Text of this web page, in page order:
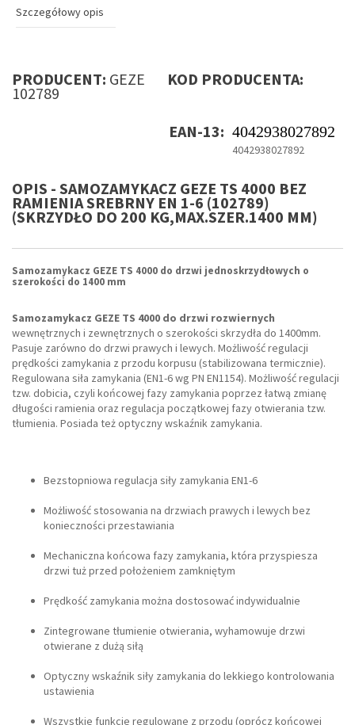
Szczegółowy opis
PRODUCENT: GEZE KOD PRODUCENTA:
102789
EAN-13: 4042938027892
4042938027892
OPIS - SAMOZAMYKACZ GEZE TS 4000 BEZ
RAMIENIA SREBRNY EN 1-6 (102789)
(SKRZYDŁO DO 200 KG,MAX.SZER.1400 MM)
Samozamykacz GEZE TS 4000 do drzwi jednoskrzydłowych o
szerokości do 1400 mm
Samozamykacz GEZE TS 4000 do drzwi rozwiernych
wewnętrznych i zewnętrznych o szerokości skrzydła do 1400mm.
Pasuje zarówno do drzwi prawych i lewych. Możliwość regulacji
prędkości zamykania z przodu korpusu (stabilizowana termicznie).
Regulowana siła zamykania (EN1-6 wg PN EN1154). Możliwość regulacji
tzw. dobicia, czyli końcowej fazy zamykania poprzez łatwą zmianę
długości ramienia oraz regulacja początkowej fazy otwierania tzw.
tłumienia. Posiada też optyczny wskaźnik zamykania.
Bezstopniowa regulacja siły zamykania EN1-6
Możliwość stosowania na drzwiach prawych i lewych bez
konieczności przestawiania
Mechaniczna końcowa fazy zamykania, która przyspiesza
drzwi tuż przed położeniem zamkniętym
Prędkość zamykania można dostosować indywidualnie
Zintegrowane tłumienie otwierania, wyhamowuje drzwi
otwierane z dużą siłą
Optyczny wskaźnik siły zamykania do lekkiego kontrolowania
ustawienia
Wszystkie funkcje regulowane z przodu (oprócz końcowej